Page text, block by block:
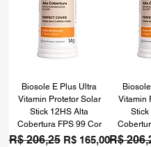
Biosole E Plus Ultra
Vitamin Protetor Solar
Stick 12HS Alta
Cobertura FPS 99 Cor
Preço normal
R$ 206,25 Preço
R$ 165,00
Vitamin
Stick
Preço
R$